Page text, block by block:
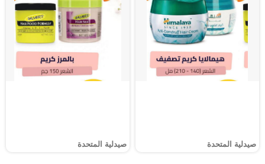
صيدلية المتحدة صيدلية المتحدة